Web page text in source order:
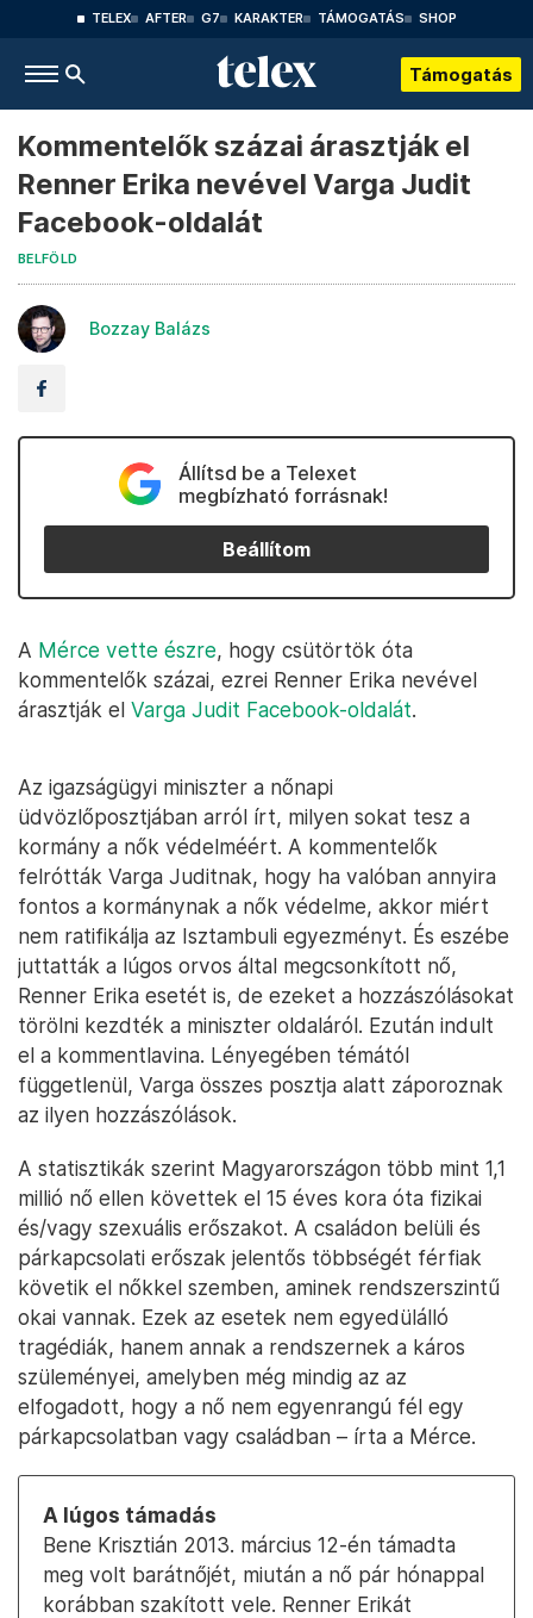
TELEX AFTER G7 KARAKTER TÁMOGATÁS SHOP
Támogatás
Kommentelők százai árasztják el
Renner Erika nevével Varga Judit
Facebook-oldalát
BELFÖLD
Bozzay Balázs
Állítsd be a Telexet
megbízható forrásnak!
Beállítom
A Mérce vette észre, hogy csütörtök óta
kommentelők százai, ezrei Renner Erika nevével
árasztják el Varga Judit Facebook-oldalát.
Az igazságügyi miniszter a nőnapi
üdvözlőposztjában arról írt, milyen sokat tesz a
kormány a nők védelméért. A kommentelők
felrótták Varga Juditnak, hogy ha valóban annyira
fontos a kormánynak a nők védelme, akkor miért
nem ratifikálja az Isztambuli egyezményt. És eszébe
juttatták a lúgos orvos által megcsonkított nő,
Renner Erika esetét is, de ezeket a hozzászólásokat
törölni kezdték a miniszter oldaláról. Ezután indult
el a kommentlavina. Lényegében témától
függetlenül, Varga összes posztja alatt záporoznak
az ilyen hozzászólások.
A statisztikák szerint Magyarországon több mint 1,1
millió nő ellen követtek el 15 éves kora óta fizikai
és/vagy szexuális erőszakot. A családon belüli és
párkapcsolati erőszak jelentős többségét férfiak
követik el nőkkel szemben, aminek rendszerszintű
okai vannak. Ezek az esetek nem egyedülálló
tragédiák, hanem annak a rendszernek a káros
szüleményei, amelyben még mindig az az
elfogadott, hogy a nő nem egyenrangú fél egy
párkapcsolatban vagy családban – írta a Mérce.
A lúgos támadás
Bene Krisztián 2013. március 12-én támadta
meg volt barátnőjét, miután a nő pár hónappal
korábban szakított vele. Renner Erikát